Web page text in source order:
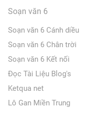
Soạn văn 6
Soạn văn 6 Cánh diều
Soạn văn 6 Chân trời
Soạn văn 6 Kết nối
Đọc Tài Liệu Blog's
Ketqua net
Lô Gan Miền Trung